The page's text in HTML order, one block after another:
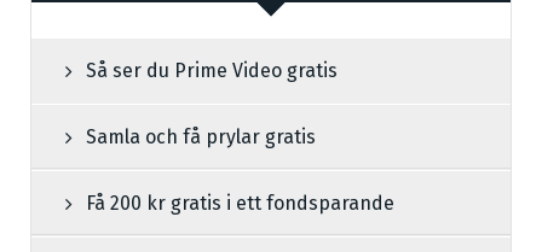
Så ser du Prime Video gratis
Samla och få prylar gratis
Få 200 kr gratis i ett fondsparande